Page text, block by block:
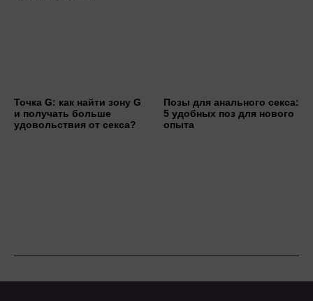
Точка G: как найти зону G
и получать больше
удовольствия от секса?
Позы для анального секса:
5 удобных поз для нового
опыта